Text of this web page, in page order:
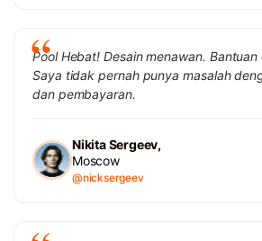
Pool Hebat! Desain menawan.
Saya tidak pernah punya masalah
dan pembayaran.
Nikita Sergeev,
Moscow
@nicksergeev